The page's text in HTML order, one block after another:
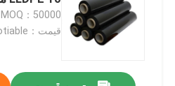
MOQ：50000 رول
قیمت：negotiable